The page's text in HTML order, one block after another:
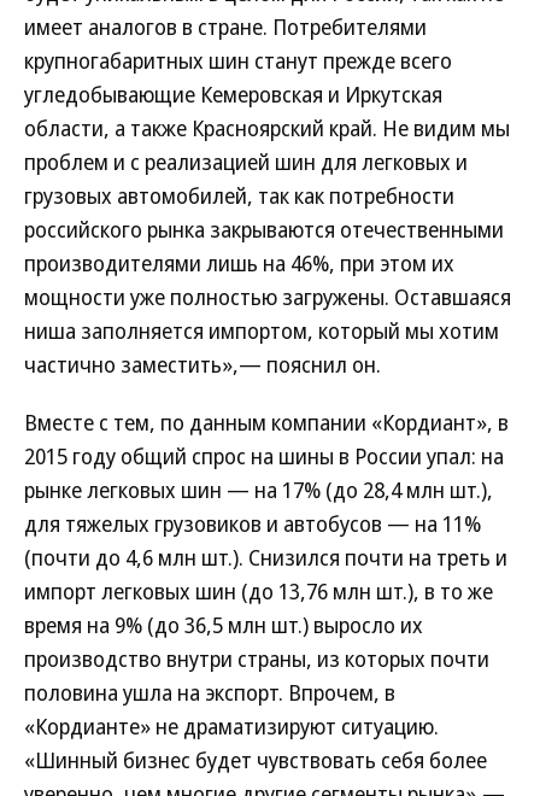
имеет аналогов в стране. Потребителями
крупногабаритных шин станут прежде всего
угледобывающие Кемеровская и Иркутская
области, а также Красноярский край. Не видим мы
проблем и с реализацией шин для легковых и
грузовых автомобилей, так как потребности
российского рынка закрываются отечественными
производителями лишь на 46%, при этом их
мощности уже полностью загружены. Оставшаяся
ниша заполняется импортом, который мы хотим
частично заместить»,— пояснил он.
Вместе с тем, по данным компании «Кордиант», в
2015 году общий спрос на шины в России упал: на
рынке легковых шин — на 17% (до 28,4 млн шт.),
для тяжелых грузовиков и автобусов — на 11%
(почти до 4,6 млн шт.). Снизился почти на треть и
импорт легковых шин (до 13,76 млн шт.), в то же
время на 9% (до 36,5 млн шт.) выросло их
производство внутри страны, из которых почти
половина ушла на экспорт. Впрочем, в
«Кордианте» не драматизируют ситуацию.
«Шинный бизнес будет чувствовать себя более